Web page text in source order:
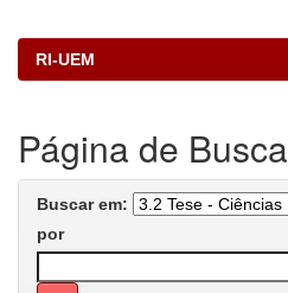
RI-UEM
Página de Busca
Buscar em:
por